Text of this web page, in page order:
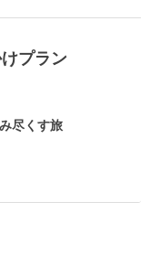
プラン
尽くす旅